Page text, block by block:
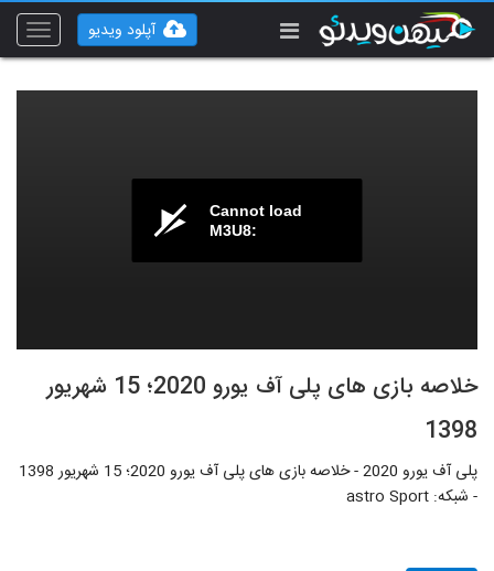
Toggle
آپلود ویدیو
Cannot load
M3U8:
خلاصه بازی های پلی آف یورو 2020؛ 15 شهریور
1398
پلی آف یورو 2020 - خلاصه بازی های پلی آف یورو 2020؛ 15 شهریور 1398
- شبکه: astro Sport